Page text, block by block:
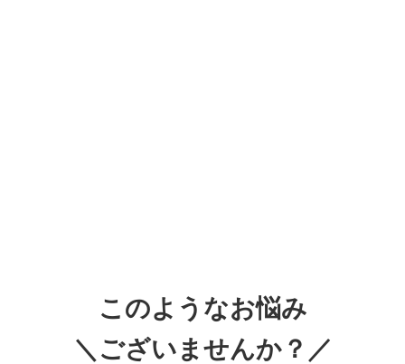
このようなお悩み
＼ございませんか？／